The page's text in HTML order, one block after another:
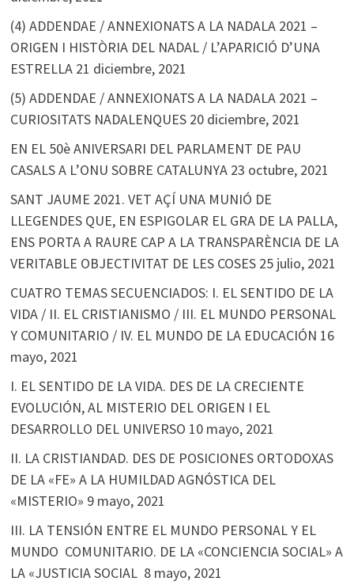
(4) ADDENDAE / ANNEXIONATS A LA NADALA 2021 –
ORIGEN I HISTÒRIA DEL NADAL / L’APARICIÓ D’UNA
ESTRELLA 21 diciembre, 2021
(5) ADDENDAE / ANNEXIONATS A LA NADALA 2021 –
CURIOSITATS NADALENQUES 20 diciembre, 2021
EN EL 50è ANIVERSARI DEL PARLAMENT DE PAU
CASALS A L’ONU SOBRE CATALUNYA 23 octubre, 2021
SANT JAUME 2021. VET AÇÍ UNA MUNIÓ DE
LLEGENDES QUE, EN ESPIGOLAR EL GRA DE LA PALLA,
ENS PORTA A RAURE CAP A LA TRANSPARÈNCIA DE LA
VERITABLE OBJECTIVITAT DE LES COSES 25 julio, 2021
CUATRO TEMAS SECUENCIADOS: I. EL SENTIDO DE LA
VIDA / II. EL CRISTIANISMO / III. EL MUNDO PERSONAL
Y COMUNITARIO / IV. EL MUNDO DE LA EDUCACIÓN 16
mayo, 2021
I. EL SENTIDO DE LA VIDA. DES DE LA CRECIENTE
EVOLUCIÓN, AL MISTERIO DEL ORIGEN I EL
DESARROLLO DEL UNIVERSO 10 mayo, 2021
II. LA CRISTIANDAD. DES DE POSICIONES ORTODOXAS
DE LA «FE» A LA HUMILDAD AGNÓSTICA DEL
«MISTERIO» 9 mayo, 2021
III. LA TENSIÓN ENTRE EL MUNDO PERSONAL Y EL
MUNDO COMUNITARIO. DE LA «CONCIENCIA SOCIAL» A
LA «JUSTICIA SOCIAL 8 mayo, 2021